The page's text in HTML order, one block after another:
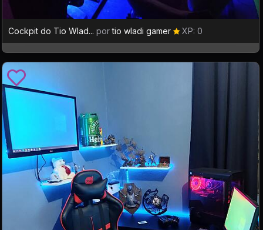
Cockpit do Tio Wlad... portio wladi gamer XP: 0